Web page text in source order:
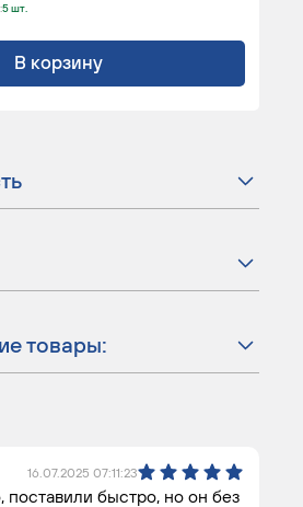
5 шт.
В корзину
товары:
16.07.2025 07:11:23
быстро, но он без